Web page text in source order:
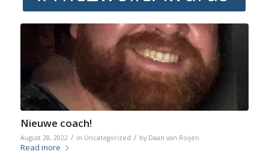
Nieuwe coach!
August 28, 2022 / in Uncategorized / by Daan van Roijen
Read more